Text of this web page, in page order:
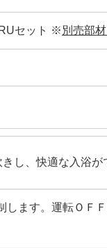
セット ※ 別売部
し、快適な入浴が
ます。運転ＯＦ